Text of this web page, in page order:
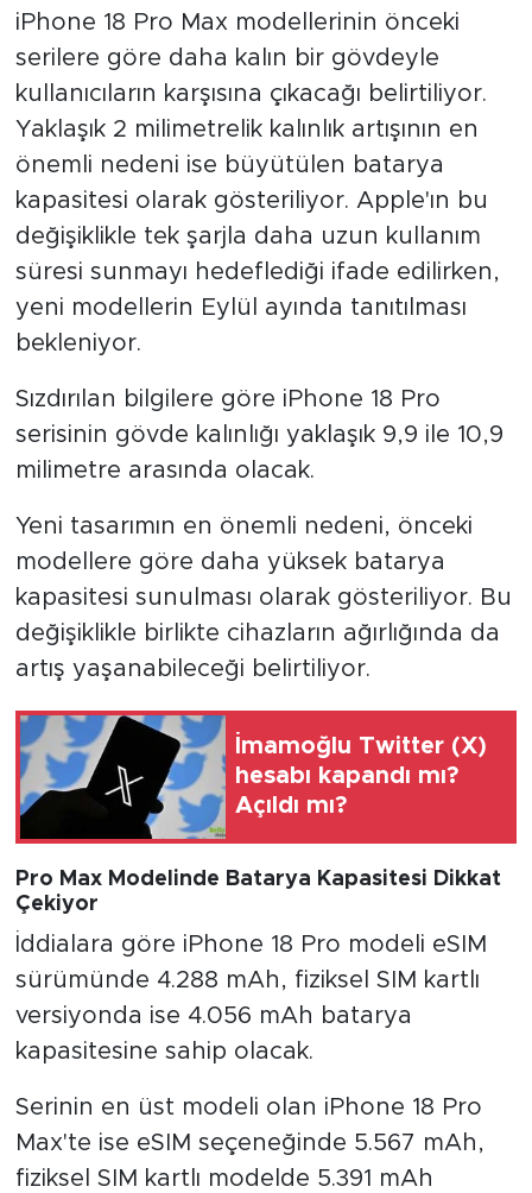
iPhone 18 Pro Max modellerinin önceki
serilere göre daha kalın bir gövdeyle
kullanıcıların karşısına çıkacağı belirtiliyor.
Yaklaşık 2 milimetrelik kalınlık artışının en
önemli nedeni ise büyütülen batarya
kapasitesi olarak gösteriliyor. Apple'ın bu
değişiklikle tek şarjla daha uzun kullanım
süresi sunmayı hedeflediği ifade edilirken,
yeni modellerin Eylül ayında tanıtılması
bekleniyor.
Sızdırılan bilgilere göre iPhone 18 Pro
serisinin gövde kalınlığı yaklaşık 9,9 ile 10,9
milimetre arasında olacak.
Yeni tasarımın en önemli nedeni, önceki
modellere göre daha yüksek batarya
kapasitesi sunulması olarak gösteriliyor. Bu
değişiklikle birlikte cihazların ağırlığında da
artış yaşanabileceği belirtiliyor.
İmamoğlu Twitter (X)
hesabı kapandı mı?
Açıldı mı?
Pro Max Modelinde Batarya Kapasitesi Dikkat
Çekiyor
İddialara göre iPhone 18 Pro modeli eSIM
sürümünde 4.288 mAh, fiziksel SIM kartlı
versiyonda ise 4.056 mAh batarya
kapasitesine sahip olacak.
Serinin en üst modeli olan iPhone 18 Pro
Max'te ise eSIM seçeneğinde 5.567 mAh,
fiziksel SIM kartlı modelde 5.391 mAh